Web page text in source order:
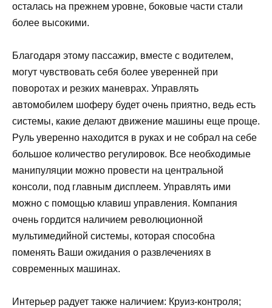
осталась на прежнем уровне, боковые части стали
более высокими.
Благодаря этому пассажир, вместе с водителем,
могут чувствовать себя более уверенней при
поворотах и резких маневрах. Управлять
автомобилем шоферу будет очень приятно, ведь есть
системы, какие делают движение машины еще проще.
Руль уверенно находится в руках и не собрал на себе
большое количество регулировок. Все необходимые
манипуляции можно провести на центральной
консоли, под главным дисплеем. Управлять ими
можно с помощью клавиш управления. Компания
очень гордится наличием революционной
мультимедийной системы, которая способна
поменять Ваши ожидания о развлечениях в
современных машинах.
Интерьер радует также наличием: Круиз-контроля;